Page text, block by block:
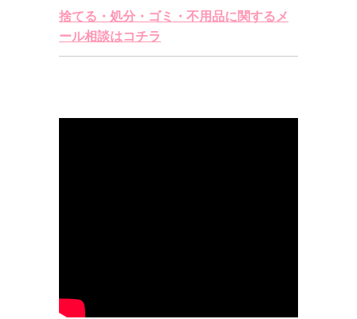
捨てる・処分・ゴミ・不用品に関するメ
ール相談はコチラ